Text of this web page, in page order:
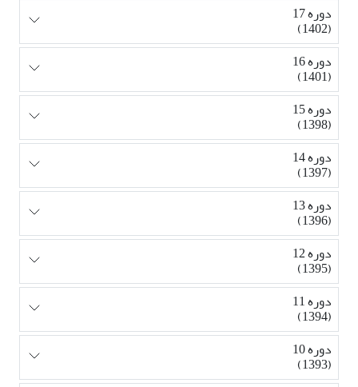
دوره 17
(1402)
دوره 16
(1401)
دوره 15
(1398)
دوره 14
(1397)
دوره 13
(1396)
دوره 12
(1395)
دوره 11
(1394)
دوره 10
(1393)